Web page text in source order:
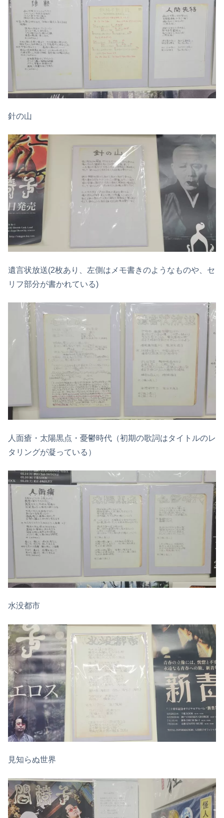
針の山
遺言状放送(2枚あり、左側はメモ書きのようなものや、セ
リフ部分が書かれている)
人面瘡・太陽黒点・憂鬱時代（初期の歌詞はタイトルのレ
タリングが凝っている）
水没都市
見知らぬ世界